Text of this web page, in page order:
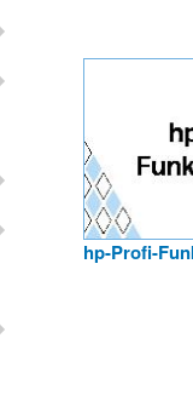
hp-Profi-